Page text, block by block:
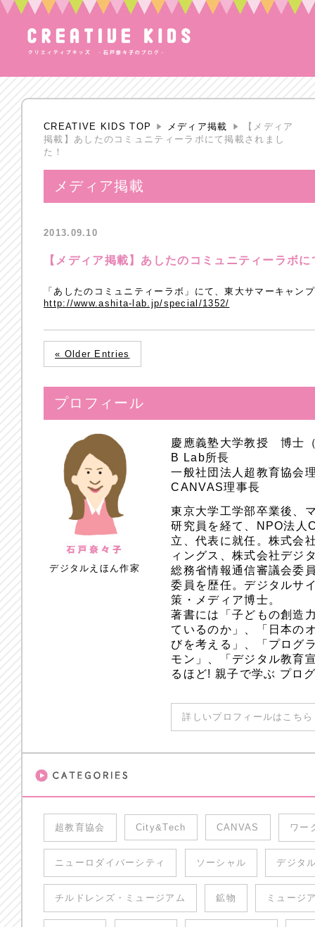
CREATIVE KIDS TOP メディア掲載
【メディア
掲載】あしたのコミュニティーラボにて掲載されまし
た！
メディア掲載
2013.09.10
【メディア掲載】あしたのコミュニティーラボ
「あしたのコミュニティーラボ」にて、東大サマーキャ
http://www.ashita-lab.jp/special/1352/
« Older Entries
プロフィール
デジタルえほん作家
慶應義塾大学教授 博士
B Lab所長
一般社団法人超教育協会
CANVAS理事長
東京大学工学部卒業後、
研究員を経て、NPO法人
立、代表に就任。株式会
ィングス、株式会社デジ
総務省情報通信審議会委
委員を歴任。デジタルサ
策・メディア博士。
著書には「子どもの創造
ているのか」、「日本の
びを考える」、「プログ
モン」、「デジタル教育
るほど! 親子で学ぶ プロ
詳しいプロフィールはこち
超教育協会 City&Tech CANVAS ワー
ニューロダイバーシティ ソーシャル デジタ
チルドレンズ・ミュージアム 鉱物 ミュージ